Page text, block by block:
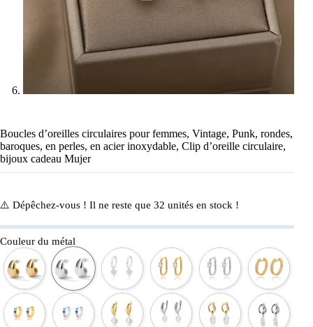
Boucles d’oreilles circulaires pour femmes, Vintage, Punk, rondes,
baroques, en perles, en acier inoxydable, Clip d’oreille circulaire,
bijoux cadeau Mujer
⚠️ Dépêchez-vous ! Il ne reste que 32 unités en stock !
Couleur du métal